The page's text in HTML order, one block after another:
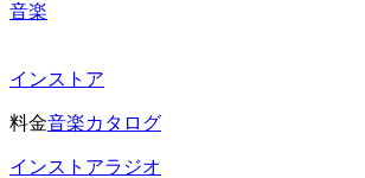
音楽
インストア
料金音楽カタログ
インストアラジオ